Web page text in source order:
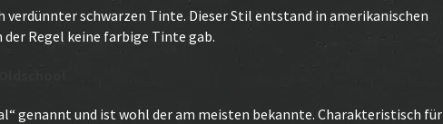
verdünnter schwarzen Tinte. Dieser Stil entstand in amerikanischen
der Regel keine farbige Tinte gab.
genannt und ist wohl der am meisten bekannte. Charakteristisch für